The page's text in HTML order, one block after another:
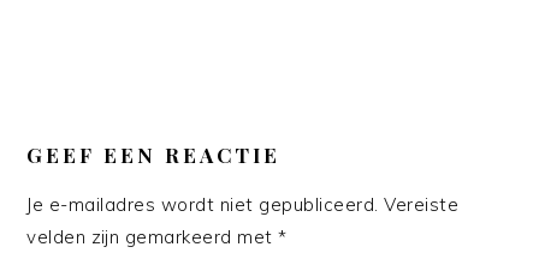
GEEF EEN REACTIE
Je e-mailadres wordt niet gepubliceerd. Vereiste
velden zijn gemarkeerd met*